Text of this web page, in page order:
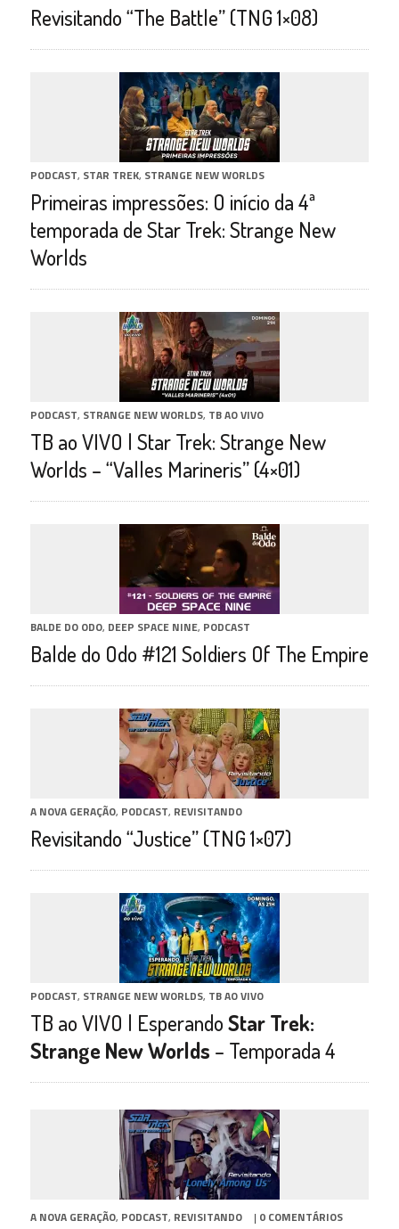
Revisitando “The Battle” (TNG 1×08)
PODCAST, STAR TREK, STRANGE NEW WORLDS
Primeiras impressões: O início da 4ª
temporada de Star Trek: Strange New
Worlds
PODCAST, STRANGE NEW WORLDS, TB AO VIVO
TB ao VIVO | Star Trek: Strange New
Worlds – “Valles Marineris” (4×01)
BALDE DO ODO, DEEP SPACE NINE, PODCAST
Balde do Odo #121 Soldiers Of The Empire
A NOVA GERAÇÃO, PODCAST, REVISITANDO
Revisitando “Justice” (TNG 1×07)
PODCAST, STRANGE NEW WORLDS, TB AO VIVO
TB ao VIVO | EsperandoStar Trek:
Strange New Worlds – Temporada 4
A NOVA GERAÇÃO, PODCAST, REVISITANDO | 0 COMENTÁRIOS